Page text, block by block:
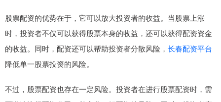
股票配资的优势在于，它可以放大投资者的收益。当股票上涨
时，投资者不仅可以获得股票本身的收益，还可以获得配资资金
的收益。同时，配资还可以帮助投资者分散风险， 长春配资平台
降低单一股票投资的风险。
不过，股票配资也存在一定风险。投资者在进行股票配资时，需